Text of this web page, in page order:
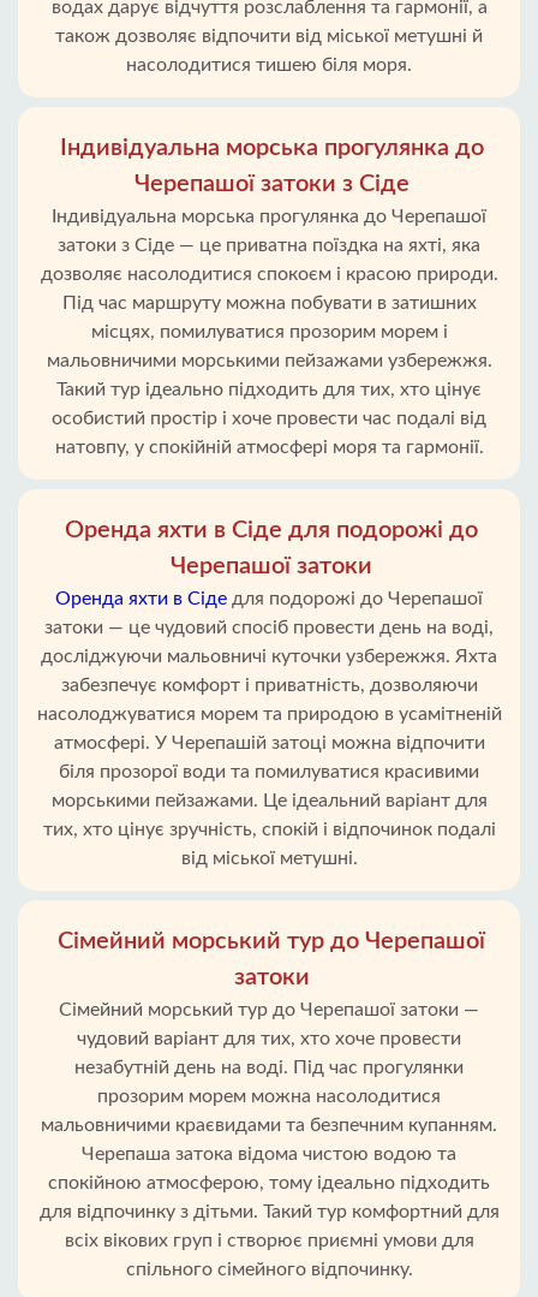
водах дарує відчуття розслаблення та гармонії, а
також дозволяє відпочити від міської метушні й
насолодитися тишею біля моря.
Індивідуальна морська прогулянка до
Черепашої затоки з Сіде
Індивідуальна морська прогулянка до Черепашої
затоки з Сіде — це приватна поїздка на яхті, яка
дозволяє насолодитися спокоєм і красою природи.
Під час маршруту можна побувати в затишних
місцях, помилуватися прозорим морем і
мальовничими морськими пейзажами узбережжя.
Такий тур ідеально підходить для тих, хто цінує
особистий простір і хоче провести час подалі від
натовпу, у спокійній атмосфері моря та гармонії.
Оренда яхти в Сіде для подорожі до
Черепашої затоки
Оренда яхти в Сіде для подорожі до Черепашої
затоки — це чудовий спосіб провести день на воді,
досліджуючи мальовничі куточки узбережжя. Яхта
забезпечує комфорт і приватність, дозволяючи
насолоджуватися морем та природою в усамітненій
атмосфері. У Черепашій затоці можна відпочити
біля прозорої води та помилуватися красивими
морськими пейзажами. Це ідеальний варіант для
тих, хто цінує зручність, спокій і відпочинок подалі
від міської метушні.
Сімейний морський тур до Черепашої
затоки
Сімейний морський тур до Черепашої затоки —
чудовий варіант для тих, хто хоче провести
незабутній день на воді. Під час прогулянки
прозорим морем можна насолодитися
мальовничими краєвидами та безпечним купанням.
Черепаша затока відома чистою водою та
спокійною атмосферою, тому ідеально підходить
для відпочинку з дітьми. Такий тур комфортний для
всіх вікових груп і створює приємні умови для
спільного сімейного відпочинку.